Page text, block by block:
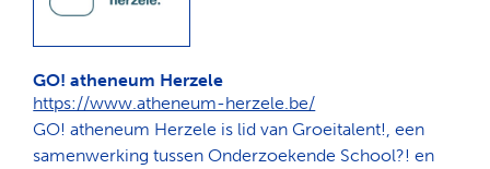
GO! atheneum Herzele
https://www.atheneum-herzele.be/
GO! atheneum Herzele is lid van Groeitalent!, een
samenwerking tussen Onderzoekende School?! en